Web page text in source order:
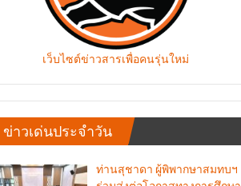
เว็บไซต์ข่าวสารเพื่อคนรุ่นใหม่
ข่าวเด่นประจำวัน
ท่านสุชาดา ผู้พิพากษาสมทบฯ